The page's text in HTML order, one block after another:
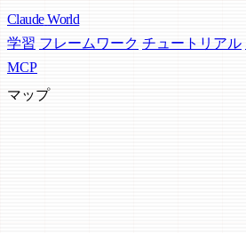
Claude World
学習 フレームワーク チュートリアル
MCP
マップ